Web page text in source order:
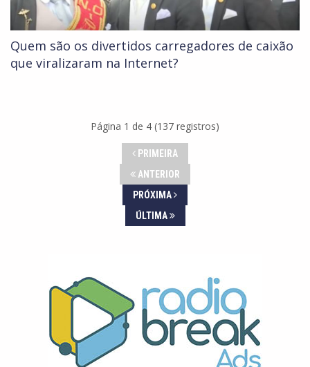
Quem são os divertidos carregadores de caixão
que viralizaram na Internet?
Página 1 de 4 (137 registros)
PRIMEIRA
ANTERIOR
PRÓXIMA
ÚLTIMA